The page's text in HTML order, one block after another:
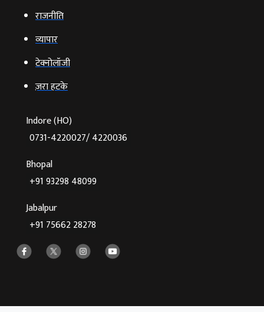
राजनीति
व्‍यापार
टेक्‍नोलॉजी
ज़रा हटके
Indore (HO)
0731-4220027/ 4220036
Bhopal
+91 93298 48099
Jabalpur
+91 75662 28278